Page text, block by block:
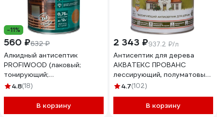
-11%
560 ₽632 ₽
Алкидный антисептик
PROFIWOOD (лаковый;
тонирующий;
атмосферостойкий; тик; 0.75
4.8(18)
В корзину
2 343 ₽937.2 ₽/л
Антисептик для дерева
АКВАТЕКС ПРОВАНС
лессирующий, полуматовый,
тик, 2.5 л 205721
4.7(102)
В корзину